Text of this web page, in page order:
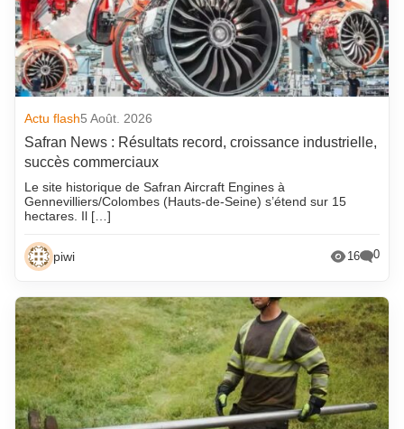
Actu flash5 Août. 2026
Safran News : Résultats record, croissance industrielle,
succès commerciaux
Le site historique de Safran Aircraft Engines à
Gennevilliers/Colombes (Hauts-de-Seine) s’étend sur 15
hectares. Il […]
piwi 16 0